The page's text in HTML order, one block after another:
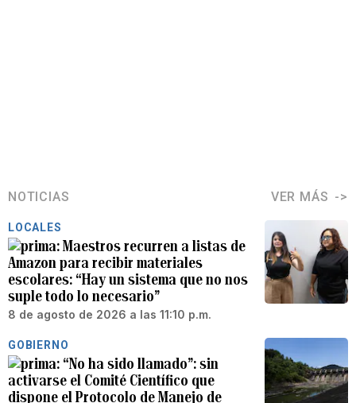
NOTICIAS VER MÁS
LOCALES
Maestros recurren a listas de
Amazon para recibir materiales
escolares: “Hay un sistema que no nos
suple todo lo necesario”
8 de agosto de 2026 a las 11:10 p.m.
GOBIERNO
“No ha sido llamado”: sin
activarse el Comité Científico que
dispone el Protocolo de Manejo de